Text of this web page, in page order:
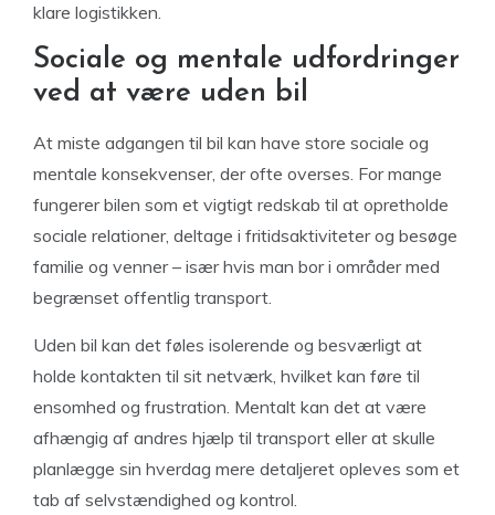
klare logistikken.
Sociale og mentale udfordringer
ved at være uden bil
At miste adgangen til bil kan have store sociale og
mentale konsekvenser, der ofte overses. For mange
fungerer bilen som et vigtigt redskab til at opretholde
sociale relationer, deltage i fritidsaktiviteter og besøge
familie og venner – især hvis man bor i områder med
begrænset offentlig transport.
Uden bil kan det føles isolerende og besværligt at
holde kontakten til sit netværk, hvilket kan føre til
ensomhed og frustration. Mentalt kan det at være
afhængig af andres hjælp til transport eller at skulle
planlægge sin hverdag mere detaljeret opleves som et
tab af selvstændighed og kontrol.